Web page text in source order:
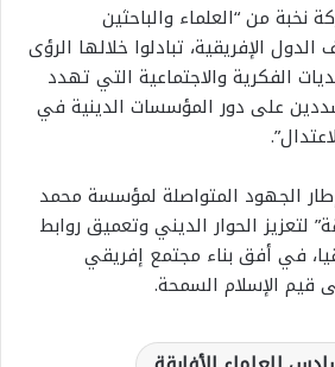
نخبة من “العلماء والباحثين
الإفريقية، تبادلوا خلالها الرؤى
الفكرية والاجتماعية التي تهدد
على دور المؤسسات الدينية في
الجهود المتواصلة لمؤسسة محمد
لتعزيز الحوار الديني وتعميق روابط
في أفق بناء مجتمع إفريقي
الإسلام السمحة.